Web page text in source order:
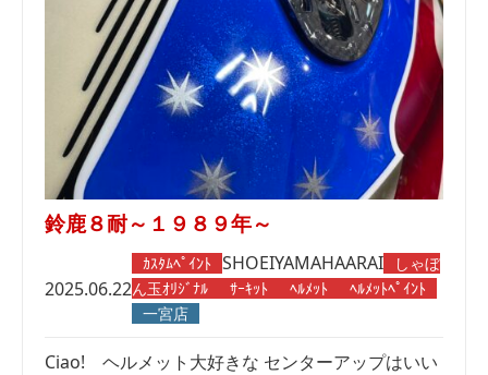
鈴鹿８耐～１９８９年～
2025.06.22
ｶｽﾀﾑﾍﾟｲﾝﾄ SHOEIYAMAHAARAI
しゃぼ
ん玉ｵﾘｼﾞﾅﾙ
ｻｰｷｯﾄ ﾍﾙﾒｯﾄ
ﾍﾙﾒｯﾄﾍﾟｲﾝﾄ
一宮店
Ciao! ヘルメット大好きな センターアップはいい